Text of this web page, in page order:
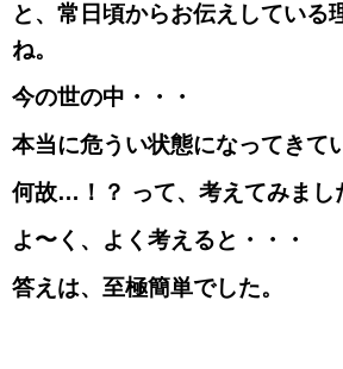
と、常日頃からお伝えしている
ね。
今の世の中・・・
本当に危うい状態になってきて
何故…！？ って、考えてみまし
よ〜く、よく考えると・・・
答えは、至極簡単でした。